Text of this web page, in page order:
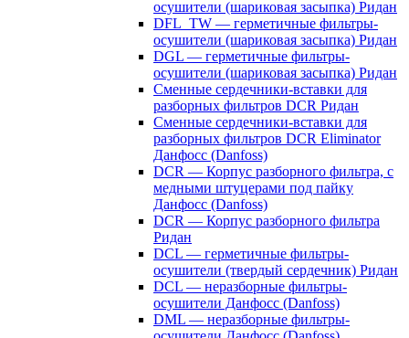
осушители (шариковая засыпка) Ридан
DFL_TW — герметичные фильтры-
осушители (шариковая засыпка) Ридан
DGL — герметичные фильтры-
осушители (шариковая засыпка) Ридан
Сменные сердечники-вставки для
разборных фильтров DCR Ридан
Сменные сердечники-вставки для
разборных фильтров DCR Eliminator
Данфосс (Danfoss)
DCR — Корпус разборного фильтра, с
медными штуцерами под пайку
Данфосс (Danfoss)
DCR — Корпус разборного фильтра
Ридан
DCL — герметичные фильтры-
осушители (твердый сердечник) Ридан
DCL — неразборные фильтры-
осушители Данфосс (Danfoss)
DML — неразборные фильтры-